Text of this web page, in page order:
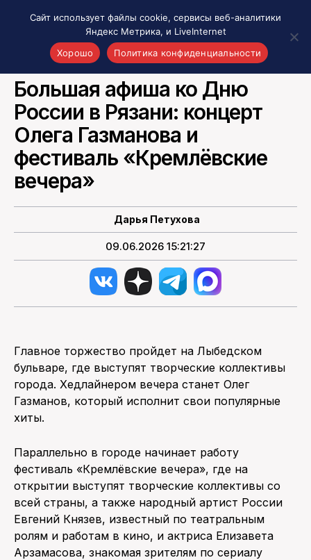
Акценты
Материалы о Рязани и области
Проекты 7 инфо
Здоровье
Интересное
Новости кино и ТВ
Новости России
Новости мира
Все материалы 7инфо
КУЛЬТУРА И СОБЫТИЯ
Большая афиша ко Дню
России в Рязани: концерт
Олега Газманова и
фестиваль «Кремлёвские
вечера»
Дарья Петухова
09.06.2026 15:21:27
Главное торжество пройдет на Лыбедском
бульваре, где выступят творческие коллективы
города. Хедлайнером вечера станет Олег
Газманов, который исполнит свои популярные
хиты.
Параллельно в городе начинает работу
фестиваль «Кремлёвские вечера», где на
открытии выступят творческие коллективы со
всей страны, а также народный артист России
Евгений Князев, известный по театральным
ролям и работам в кино, и актриса Елизавета
Арзамасова, знакомая зрителям по сериалу
Сайт использует файлы cookie, сервисы веб-аналитики
Яндекс Метрика, и LiveInternet
Хорошо
Политика конфиденциальности